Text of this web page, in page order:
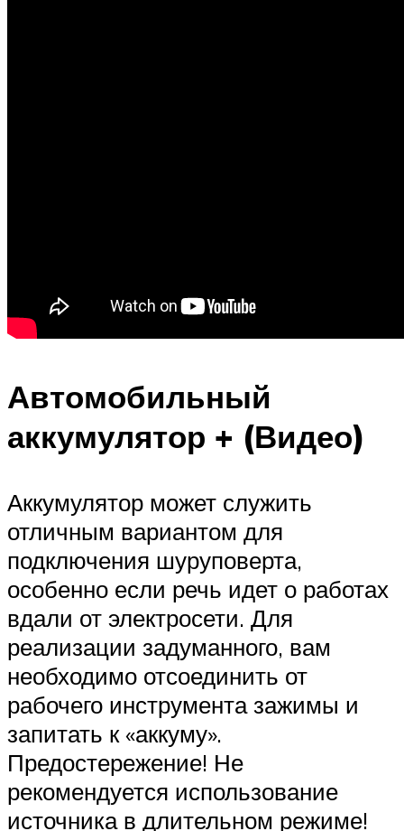
Автомобильный
аккумулятор + (Видео)
Аккумулятор может служить
отличным вариантом для
подключения шуруповерта,
особенно если речь идет о работах
вдали от электросети. Для
реализации задуманного, вам
необходимо отсоединить от
рабочего инструмента зажимы и
запитать к «аккуму».
Предостережение! Не
рекомендуется использование
источника в длительном режиме!